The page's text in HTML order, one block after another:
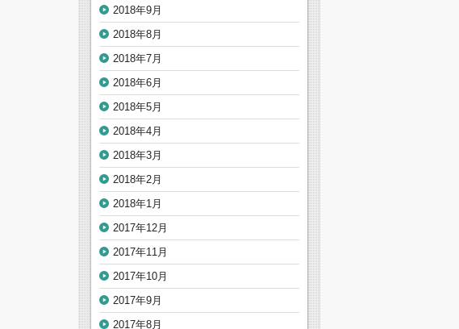
2018年9月
2018年8月
2018年7月
2018年6月
2018年5月
2018年4月
2018年3月
2018年2月
2018年1月
2017年12月
2017年11月
2017年10月
2017年9月
2017年8月